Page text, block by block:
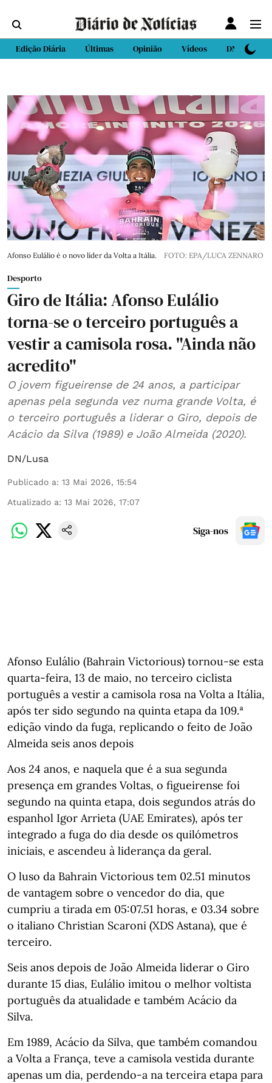
Edição Diária Últimas Opinião Vídeos DN Sport
Afonso Eulálio é o novo líder da Volta a Itália. FOTO: EPA/LUCA ZENNARO
Desporto
Giro de Itália: Afonso Eulálio
torna-se o terceiro português a
vestir a camisola rosa. "Ainda não
acredito"
O jovem figueirense de 24 anos, a participar
apenas pela segunda vez numa grande Volta, é
o terceiro português a liderar o Giro, depois de
Acácio da Silva (1989) e João Almeida (2020).
DN/Lusa
Publicado a: 13 Mai 2026, 15:54
Atualizado a: 13 Mai 2026, 17:07
Siga-nos
Afonso Eulálio (Bahrain Victorious) tornou-se esta
quarta-feira, 13 de maio, no terceiro ciclista
português a vestir a camisola rosa na Volta a Itália,
após ter sido segundo na quinta etapa da 109.ª
edição vindo da fuga, replicando o feito de João
Almeida seis anos depois
Aos 24 anos, e naquela que é a sua segunda
presença em grandes Voltas, o figueirense foi
segundo na quinta etapa, dois segundos atrás do
espanhol Igor Arrieta (UAE Emirates), após ter
integrado a fuga do dia desde os quilómetros
iniciais, e ascendeu à liderança da geral.
O luso da Bahrain Victorious tem 02.51 minutos
de vantagem sobre o vencedor do dia, que
cumpriu a tirada em 05:07.51 horas, e 03.34 sobre
o italiano Christian Scaroni (XDS Astana), que é
terceiro.
Seis anos depois de João Almeida liderar o Giro
durante 15 dias, Eulálio imitou o melhor voltista
português da atualidade e também Acácio da
Silva.
Em 1989, Acácio da Silva, que também comandou
a Volta a França, teve a camisola vestida durante
apenas um dia, perdendo-a na terceira etapa para